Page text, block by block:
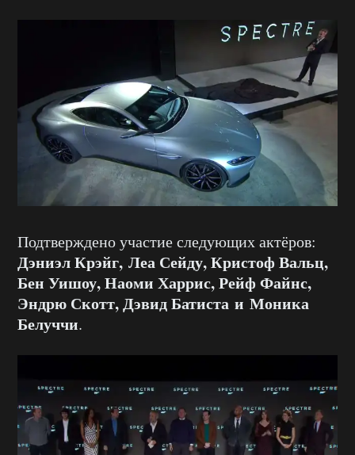
Подтверждено участие следующих актёров:
Дэниэл Крэйг, Леа Сейду, Кристоф Вальц,
Бен Уишоу, Наоми Харрис, Рейф Файнс,
Эндрю Скотт, Дэвид Батиста и Моника
Белуччи.